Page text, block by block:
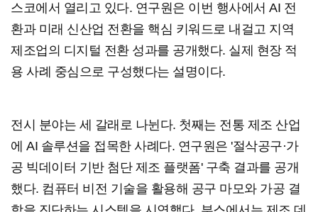
스코에서 열리고 있다. 연구원은 이번 행사에서 AI 전
환과 미래 신산업 전환을 핵심 키워드로 내걸고 지역
제조업의 디지털 전환 성과를 공개했다. 실제 현장 적
용 사례 중심으로 구성했다는 설명이다.
전시 분야는 세 갈래로 나뉜다. 첫째는 전통 제조 산업
에 AI 솔루션을 접목한 사례다. 연구원은 '절삭공구·가
공 빅데이터 기반 첨단 제조 플랫폼' 구축 결과를 공개
했다. 컴퓨터 비전 기술을 활용해 공구 마모와 가공 결